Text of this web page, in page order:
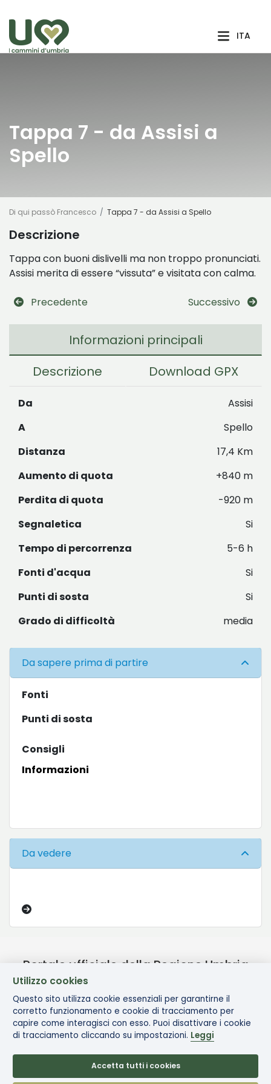
ITA
Tappa 7 - da Assisi a
Spello
Di qui passò Francesco Tappa 7 - da Assisi a Spello
Descrizione
Tappa con buoni dislivelli ma non troppo pronunciati.
Assisi merita di essere “vissuta” e visitata con calma.
Precedente Successivo
Informazioni principali
Descrizione
Download GPX
Da
Assisi
A
Spello
Distanza
17,4 Km
Aumento di quota
+840 m
Perdita di quota
-920 m
Segnaletica
Si
Tempo di percorrenza
5-6 h
Fonti d'acqua
Si
Punti di sosta
Si
Grado di difficoltà
media
Da sapere prima di partire
Fonti
Punti di sosta
Consigli
Informazioni
Da vedere
Portale ufficiale della Regione Umbria
Utilizzo cookies
Questo sito utilizza cookie essenziali per garantirne il
corretto funzionamento e cookie di tracciamento per
capire come interagisci con esso. Puoi disattivare i cookie
di tracciamento cliccando su impostazioni. Leggi
Accetta tutti i cookies